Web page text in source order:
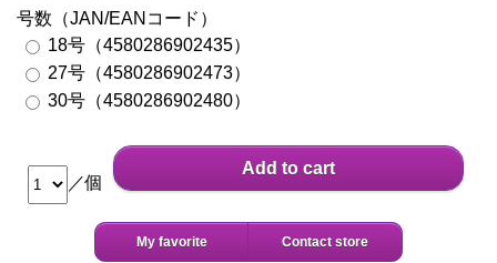
号数（JAN/EANコード）
18号（4580286902435）
27号（4580286902473）
30号（4580286902480）
／個
Add to cart
My favorite Contact store